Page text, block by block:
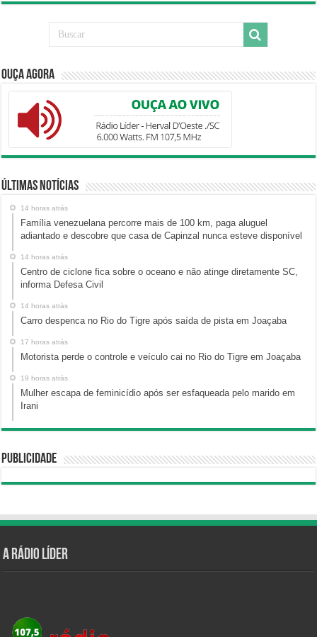
Ouça Agora
Últimas Notícias
14 horas atrás
Família venezuelana percorre mais de 100 km, paga aluguel
adiantado e descobre que casa de Capinzal nunca esteve disponível
14 horas atrás
Centro de ciclone fica sobre o oceano e não atinge diretamente SC,
informa Defesa Civil
14 horas atrás
Carro despenca no Rio do Tigre após saída de pista em Joaçaba
17 horas atrás
Motorista perde o controle e veículo cai no Rio do Tigre em Joaçaba
19 horas atrás
Mulher escapa de feminicídio após ser esfaqueada pelo marido em
Irani
Publicidade
A Rádio Líder